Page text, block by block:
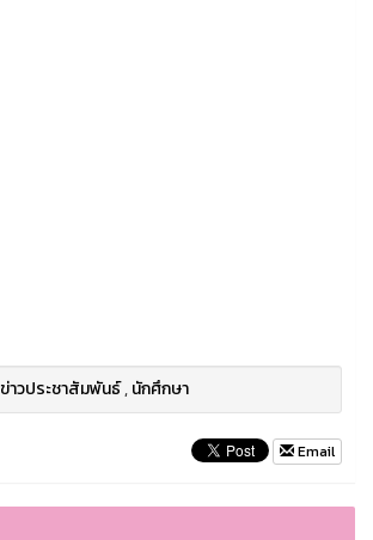
ข่าวประชาสัมพันธ์,นักศึกษา
Email